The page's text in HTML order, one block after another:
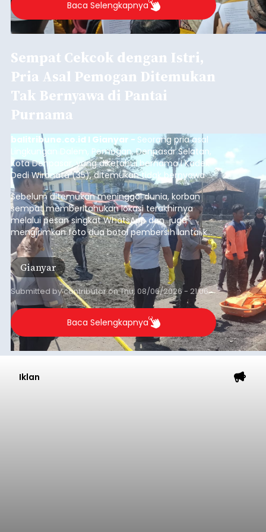
Baca Selengkapnya
Sempat Cekcok dengan Istri,
Pria Asal Pemogan Ditemukan
Tak Bernyawa di Pantai
Purnama
balitribune.co.id I Gianyar - Seorang pria asal
Lingkungan Dalem, Pemogan, Denpasar Selatan,
Kota Denpasar, yang diketahui bernama I Kadek
Dedi Wiranata (35), ditemukan tidak bernyawa di
pesisir Pantai Purnama, Sukawati.
Sebelum ditemukan meninggal dunia, korban
sempat memberitahukan lokasi terakhirnya
melalui pesan singkat WhatsApp dan juga
mengirimkan foto dua botol pembersih lantai ke
istrinya.
Gianyar
Submitted bycontributoronThu, 08/06/2026 - 21:06
Baca Selengkapnya
Iklan